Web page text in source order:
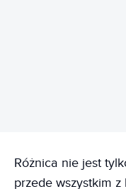
Różnica nie jest
przede wszystkim